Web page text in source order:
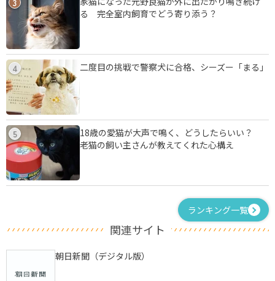
3
る 完全室内飼育でどう寄り添う？
4 二度目の挑戦で警察犬に合格、シーズー「まる」
5
18歳の愛猫が大声で鳴く、どうしたらいい？
老猫の飼い主さんが教えてくれた心構え
ランキング一覧
関連サイト
朝日新聞（デジタル版）